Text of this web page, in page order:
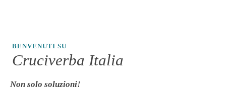
BENVENUTI SU
Cruciverba Italia
Non solo soluzioni!